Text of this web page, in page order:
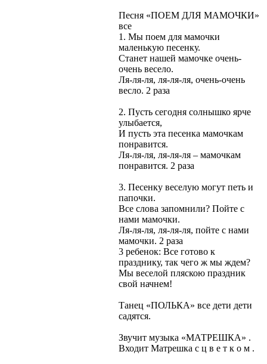
Песня «ПОЕМ ДЛЯ МАМОЧКИ»
все
1. Мы поем для мамочки
маленькую песенку.
Станет нашей мамочке очень-
очень весело.
Ля-ля-ля, ля-ля-ля, очень-очень
весло. 2 раза
2. Пусть сегодня солнышко ярче
улыбается,
И пусть эта песенка мамочкам
понравится.
Ля-ля-ля, ля-ля-ля – мамочкам
понравится. 2 раза
3. Песенку веселую могут петь и
папочки.
Все слова запомнили? Пойте с
нами мамочки.
Ля-ля-ля, ля-ля-ля, пойте с нами
мамочки. 2 раза
3 ребенок: Все готово к
празднику, так чего ж мы ждем?
Мы веселой пляскою праздник
свой начнем!
Танец «ПОЛЬКА» все дети дети
садятся.
Звучит музыка «МАТРЕШКА» .
Входит Матрешка с ц в е т к о м .